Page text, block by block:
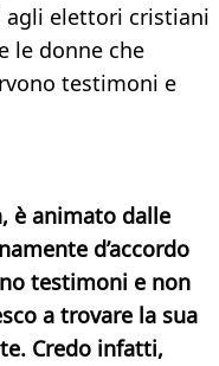
agli elettori cristiani
le donne che
testimoni e
è animato dalle
d’accordo
testimoni e non
a trovare la sua
Credo infatti,